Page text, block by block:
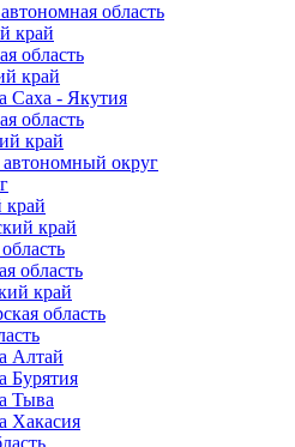
область
край
область
край
Саха - Якутия
область
край
округ
край
край
область
край
область
Алтай
Бурятия
Тыва
Хакасия